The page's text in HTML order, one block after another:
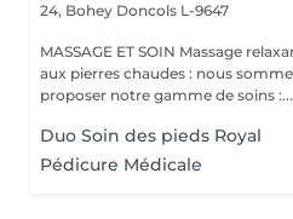
24, Bohey Doncols L-9647
MASSAGE ET SOIN Massage relaxant, énergisant, destress et
aux pierres chaudes : nous
proposer notre gamme de soins :...
Duo Soin des pieds Royal
Pédicure Médicale